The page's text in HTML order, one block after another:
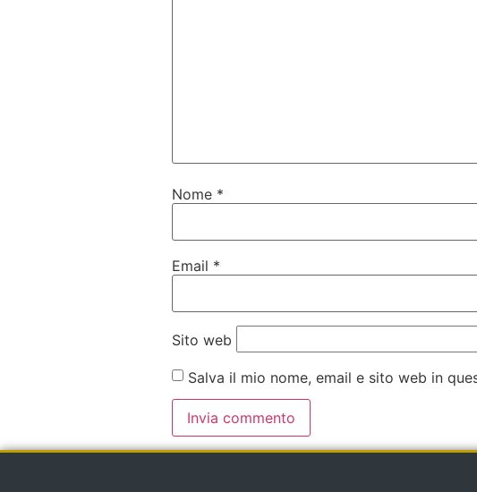
Nome *
Email *
Sito web
Salva il mio nome, email e sito web in